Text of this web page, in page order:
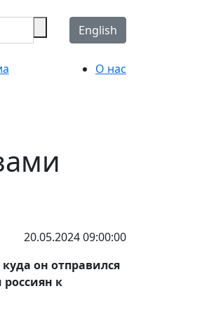
English
О нас
20.05.2024 09:00:00
он отправился
к